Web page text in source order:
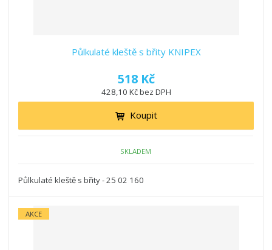
Půlkulaté kleště s břity KNIPEX
518 Kč
428,10 Kč bez DPH
Koupit
SKLADEM
Půlkulaté kleště s břity - 25 02 160
AKCE